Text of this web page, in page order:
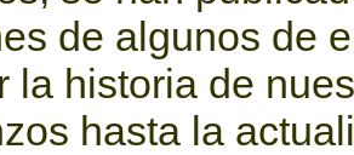
de algunos de
la historia de
hasta la